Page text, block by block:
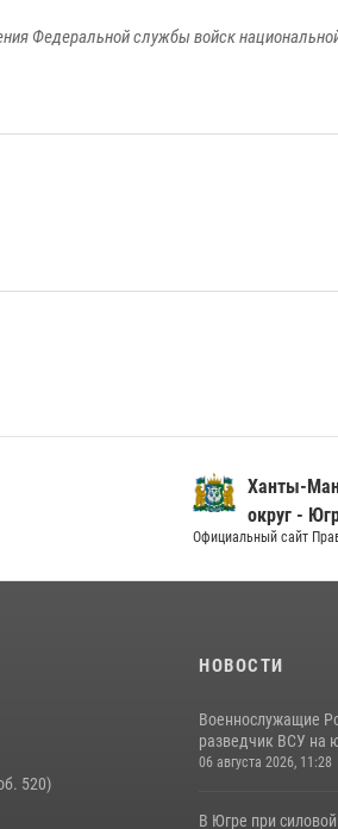
Федеральной службы войск
Ханты-
округ -
Официальный сайт
520)
НОВОСТИ
Военнослужащие
разведчик ВСУ на
06 августа 2026, 11:28
В Югре при